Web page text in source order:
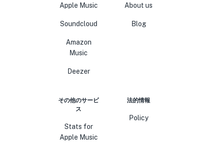
Apple Music
Soundcloud
Amazon
Music
Deezer
About us
Blog
その他のサービ
ス
Stats for
Apple Music
法的情報
Policy